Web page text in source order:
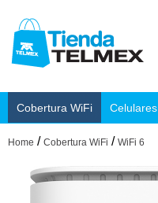
Cobertura WiFi Celulares
Home / Cobertura WiFi / WiFi 6